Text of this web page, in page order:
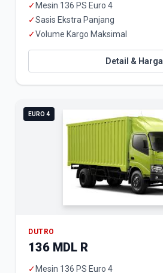
✓ Mesin 136 PS Euro 4
✓Sasis Ekstra Panjang
✓Volume Kargo Maksimal
Detail & Harga
EURO 4
DUTRO
136 MDL R
✓ Mesin 136 PS Euro 4